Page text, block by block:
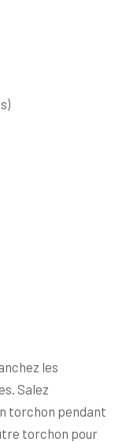
les
Salez
torchon pendant
torchon pour